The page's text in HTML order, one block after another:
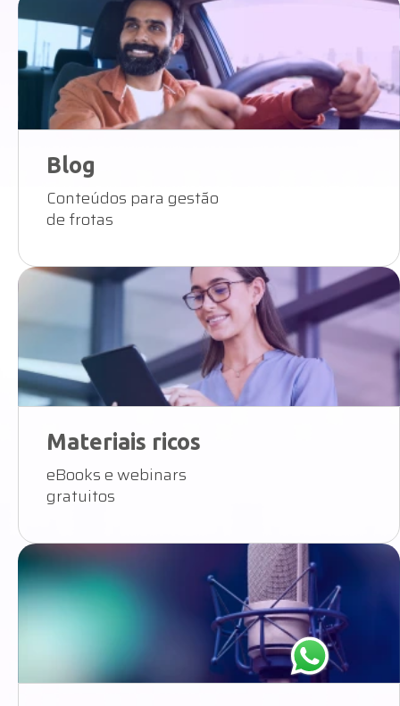
Blog
Conteúdos para gestão
de frotas
Materiais ricos
eBooks e webinars
gratuitos